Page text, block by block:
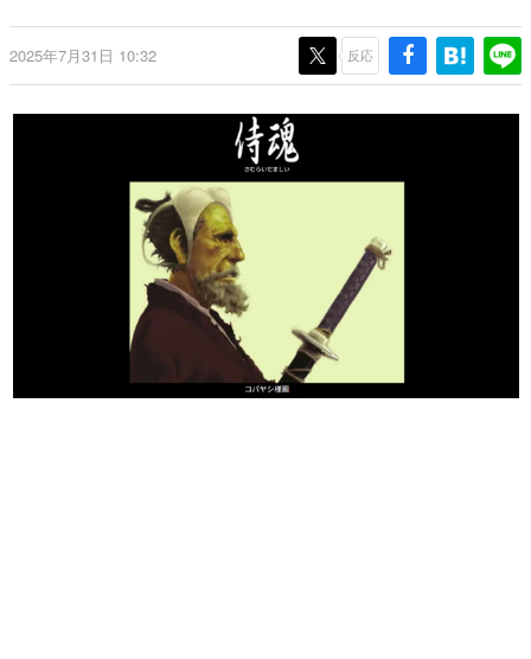
日本のコンテンツ産業やカルチャーに与えた影響を探る企
画です。
日本のモバイルゲーム史における主要なトピック・タイト
ルを網羅するほか、開発者へのインタビューや識者による
解説を掲載。約20年の歴史が一望できる決定版！
若ゲのいたり〜ゲームクリエイターの青春〜
『うつヌケ』『ペンと箸』等で知られるマンガ家・田中圭
一先生によるゲーム業界レポートマンガです。
なんでゲームは面白い？
ゲーム開発者・hamatsu氏がゲームの魅力を画面や操作の
具体的な形から解き明かしていく、硬派で骨太な評論連載
です。
ゲームが変えた日本語
「経験値」「裏技」「ラスボス」… ゲームにまつわる言葉
2025年7月31日 10:32 反応